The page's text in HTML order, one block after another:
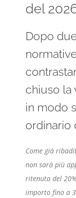
del
Dopo
chiuso la
in modo
ordinario
Come già
non sarà più
ritenuta del
importo fino a